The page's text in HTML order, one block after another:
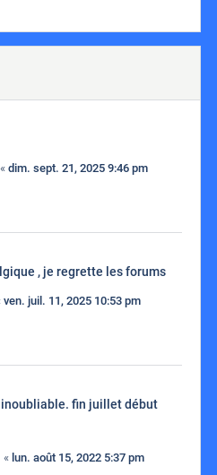
« dim. sept. 21, 2025 9:46 pm
, je regrette les forums
ven. juil. 11, 2025 10:53 pm
inoubliable. fin juillet début
« lun. août 15, 2022 5:37 pm